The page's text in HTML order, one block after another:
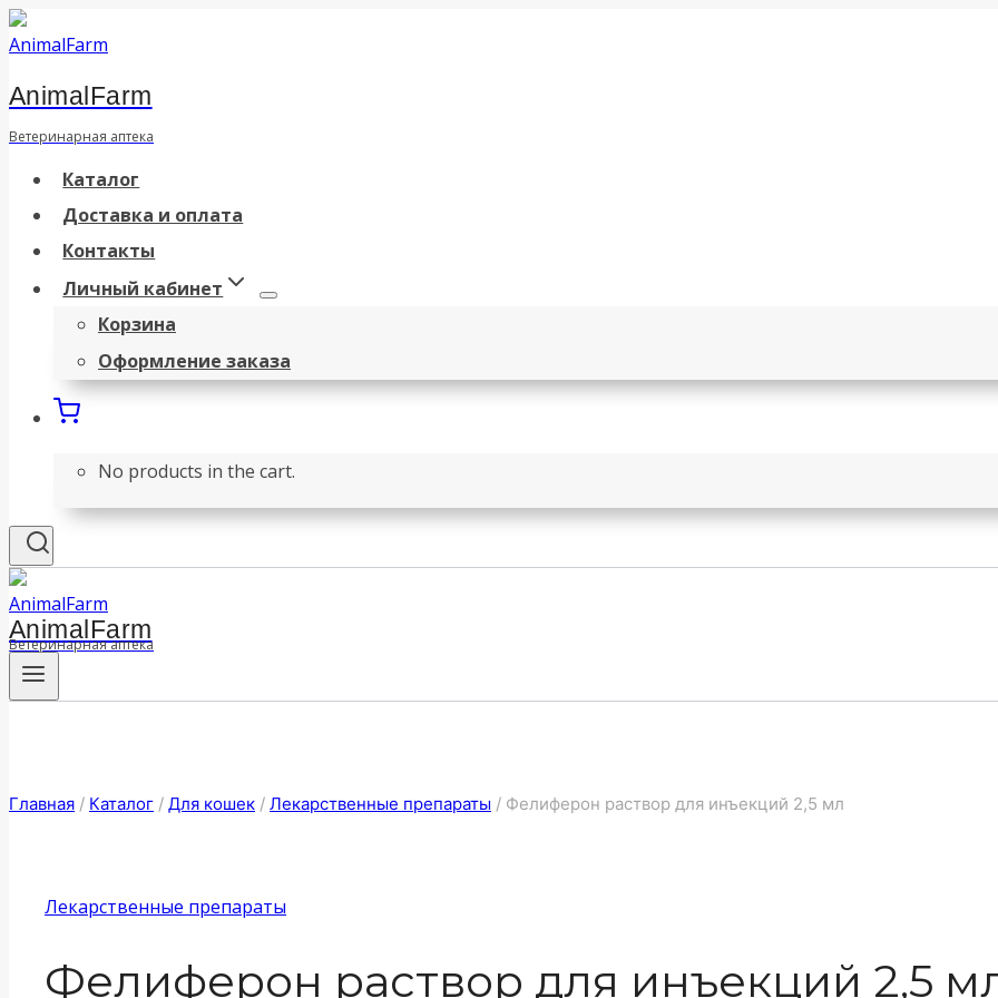
Перейти
к
содержанию
AnimalFarm
Ветеринарная аптека
Каталог
Доставка и оплата
Контакты
Личный кабинет
Корзина
Оформление заказа
No products in the cart.
AnimalFarm
Ветеринарная аптека
Главная / Каталог / Для кошек / Лекарственные препараты / Фелиферон раствор для инъекций 2,5 мл
Лекарственные препараты
Фелиферон раствор для инъекций 2,5